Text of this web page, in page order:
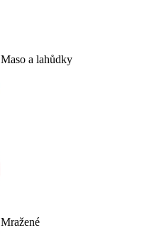
Maso a lahůdky
Mražené